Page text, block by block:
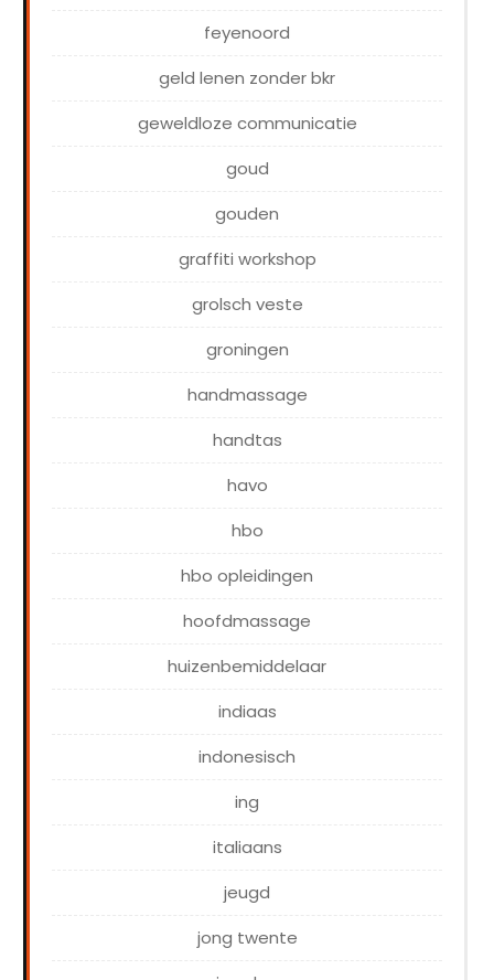
feyenoord
geld lenen zonder bkr
geweldloze communicatie
goud
gouden
graffiti workshop
grolsch veste
groningen
handmassage
handtas
havo
hbo
hbo opleidingen
hoofdmassage
huizenbemiddelaar
indiaas
indonesisch
ing
italiaans
jeugd
jong twente